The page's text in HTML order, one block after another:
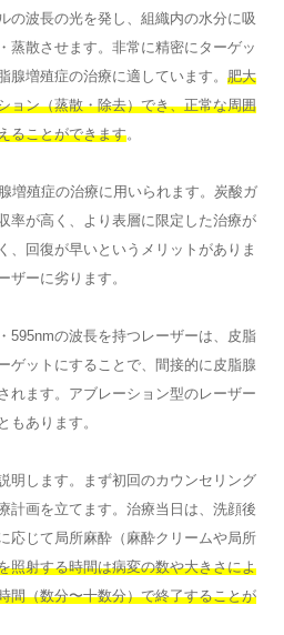
の波長の光を発し、組織内の水分に吸
蒸散させます。非常に精密にターゲッ
腺増殖症の治療に適しています。 肥大
ョン（蒸散・除去）でき、正常な周囲
ることができます。
増殖症の治療に用いられます。炭酸ガ
率が高く、より表層に限定した治療が
、回復が早いというメリットがありま
ザーに劣ります。
595nmの波長を持つレーザーは、皮脂
ゲットにすることで、間接的に皮脂腺
れます。アブレーション型のレーザー
もあります。
明します。まず初回のカウンセリング
計画を立てます。治療当日は、洗顔後
応じて局所麻酔（麻酔クリームや局所
照射する時間は病変の数や大きさによ
間（数分〜十数分）で終了することが